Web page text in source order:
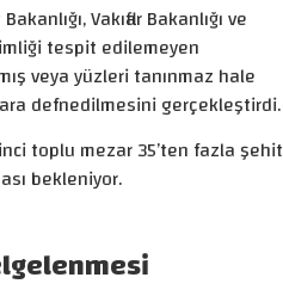
Vakıflar Bakanlığı ve
tespit edilemeyen
veya yüzleri tanınmaz hale
defnedilmesini gerçekleştirdi.
toplu mezar 35’ten fazla şehit
bekleniyor.